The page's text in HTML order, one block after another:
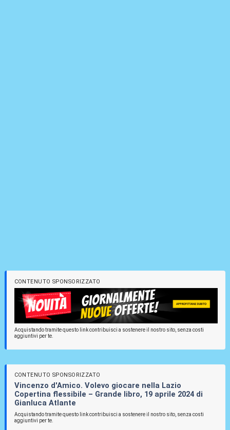
CONTENUTO SPONSORIZZATO
Acquistando tramite questo link contribuisci a sostenere il nostro sito, senza costi
aggiuntivi per te.
CONTENUTO SPONSORIZZATO
Vincenzo d'Amico. Volevo giocare nella Lazio
Copertina flessibile – Grande libro, 19 aprile 2024 di
Gianluca Atlante
Acquistando tramite questo link contribuisci a sostenere il nostro sito, senza costi
aggiuntivi per te.